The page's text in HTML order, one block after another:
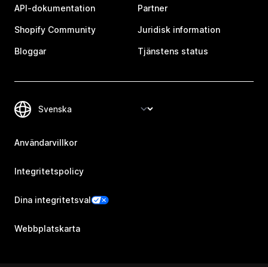
API-dokumentation
Shopify Community
Bloggar
Partner
Juridisk information
Tjänstens status
Användarvillkor
Integritetspolicy
Dina integritetsval
Webbplatskarta